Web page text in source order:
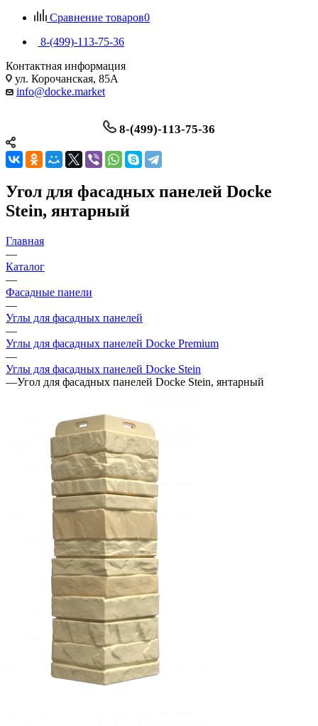
Сравнение товаров0
8-(499)-113-75-36
Контактная информация
ул. Корочанская, 85А
info@docke.market
8-(499)-113-75-36
Угол для фасадных панелей Docke
Stein, янтарный
Главная
—
Каталог
—
Фасадные панели
—
Углы для фасадных панелей
—
Углы для фасадных панелей Docke Premium
—
Углы для фасадных панелей Docke Stein
—Угол для фасадных панелей Docke Stein, янтарный